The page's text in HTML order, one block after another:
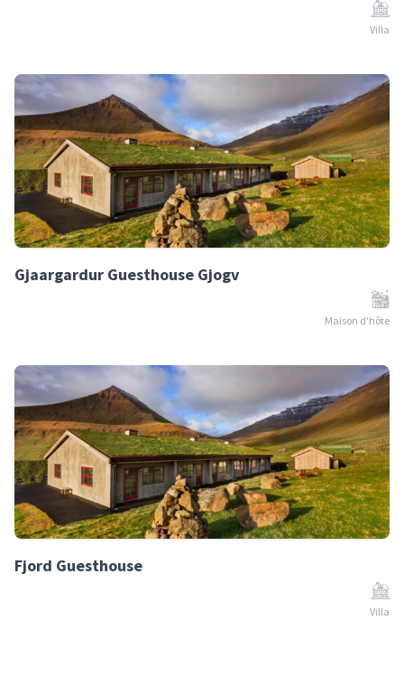
Villa
Gjaargardur Guesthouse Gjogv
Maison d'hôte
Fjord Guesthouse
Villa